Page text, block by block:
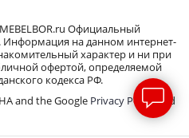
Официальный
на данном интернет-
характер и ни при
офертой, определяемой
кодекса РФ.
and the Google Privacy Policyand